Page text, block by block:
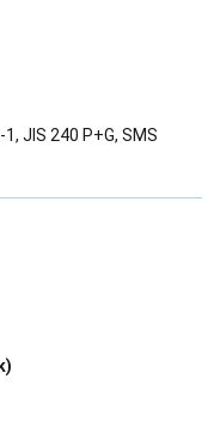
JIS 240 P+G, SMS